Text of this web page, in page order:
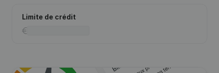
Limite de crédit